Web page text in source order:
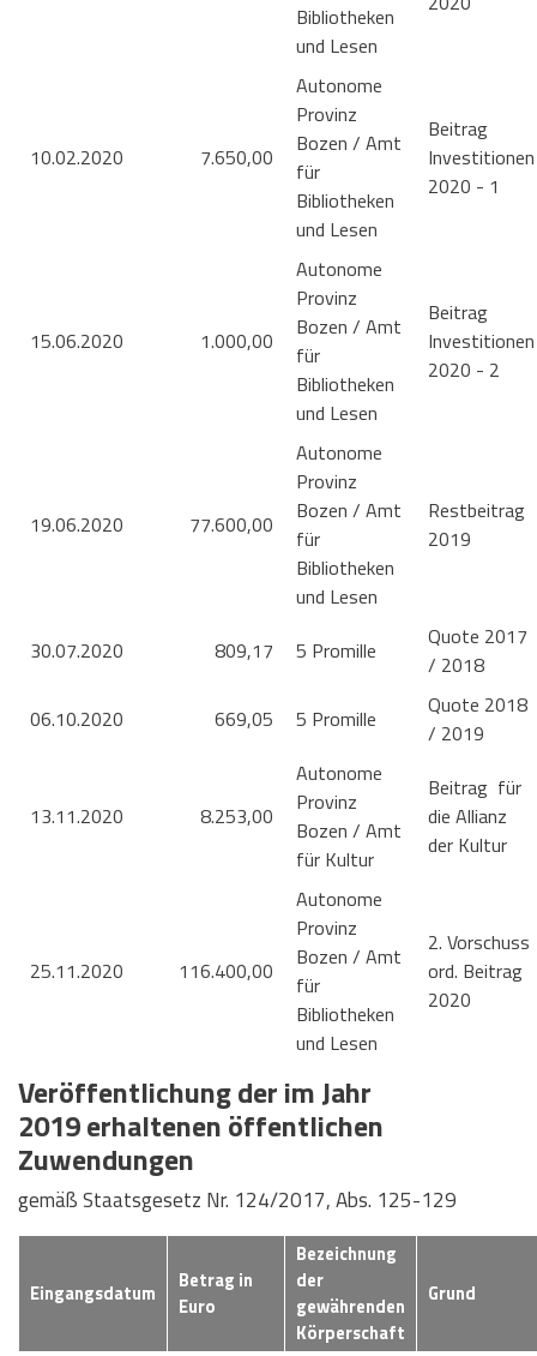
Bibliotheken
und Lesen
10.02.2020 7.650,00
Autonome
Provinz
Bozen / Amt
für
Bibliotheken
und Lesen
Beitrag
Investitionen
2020 - 1
15.06.2020 1.000,00
Autonome
Provinz
Bozen / Amt
für
Bibliotheken
und Lesen
Beitrag
Investitionen
2020 - 2
19.06.2020 77.600,00
Autonome
Provinz
Bozen / Amt
für
Bibliotheken
und Lesen
Restbeitrag
2019
30.07.2020 809,17 5 Promille
Quote 2017
/ 2018
06.10.2020
669,05 5 Promille
Quote 2018
/ 2019
13.11.2020 8.253,00
Autonome
Provinz
Bozen / Amt
für Kultur
Beitrag für
die Allianz
der Kultur
25.11.2020 116.400,00
Autonome
Provinz
Bozen / Amt
für
Bibliotheken
und Lesen
2. Vorschuss
ord. Beitrag
2020
Veröffentlichung der im Jahr
2019 erhaltenen öffentlichen
Zuwendungen
gemäß Staatsgesetz Nr. 124/2017, Abs. 125-129
Eingangsdatum
Betrag in
Euro
Bezeichnung
der
gewährenden
Körperschaft
Grund